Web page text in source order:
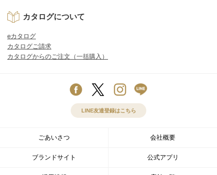
カタログについて
eカタログ
カタログご請求
カタログからのご注文（一括購入）
LINE友達登録はこちら
ごあいさつ 会社概要
ブランドサイト 公式アプリ